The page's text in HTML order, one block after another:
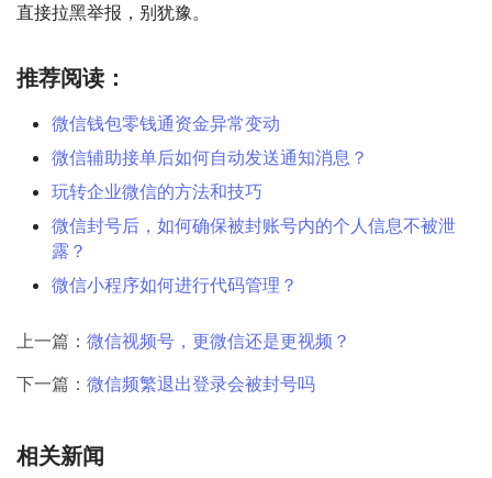
直接拉黑举报，别犹豫。
推荐阅读：
微信钱包零钱通资金异常变动
微信辅助接单后如何自动发送通知消息？
玩转企业微信的方法和技巧
微信封号后，如何确保被封账号内的个人信息不被泄
露？
微信小程序如何进行代码管理？
上一篇： 微信视频号，更微信还是更视频？
下一篇： 微信频繁退出登录会被封号吗
相关新闻